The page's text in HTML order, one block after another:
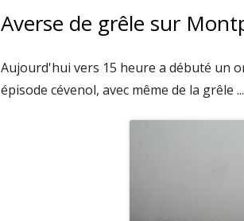
Averse de grêle sur
Aujourd'hui vers 15 heure a débuté un
épisode cévenol, avec même de la grêle ...